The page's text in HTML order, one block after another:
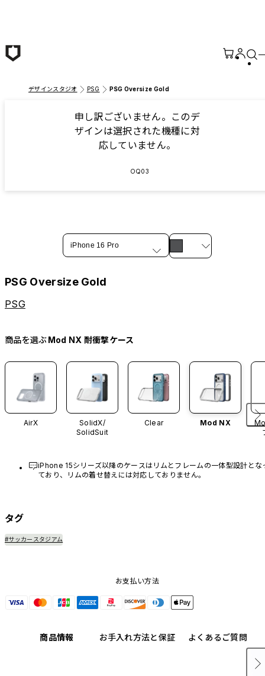
デザインスタジオ PSG PSG Oversize Gold
申し訳ございません。このデ
ザインは選択された機種に対
応していません。
OQ03
iPhone 16 Pro
PSG Oversize Gold
PSG
商品を選ぶMod NX 耐衝撃ケース
AirX
SolidX/
SolidSuit
Clear Mod NX
iPhone 15シリーズ以降のケースはリムとフレームの一体型設計とな
ており、リムの着せ替えには対応しておりません。
タグ
#サッカースタジアム
お支払い方法
商品情報 お手入れ方法と保証 よくあるご質問